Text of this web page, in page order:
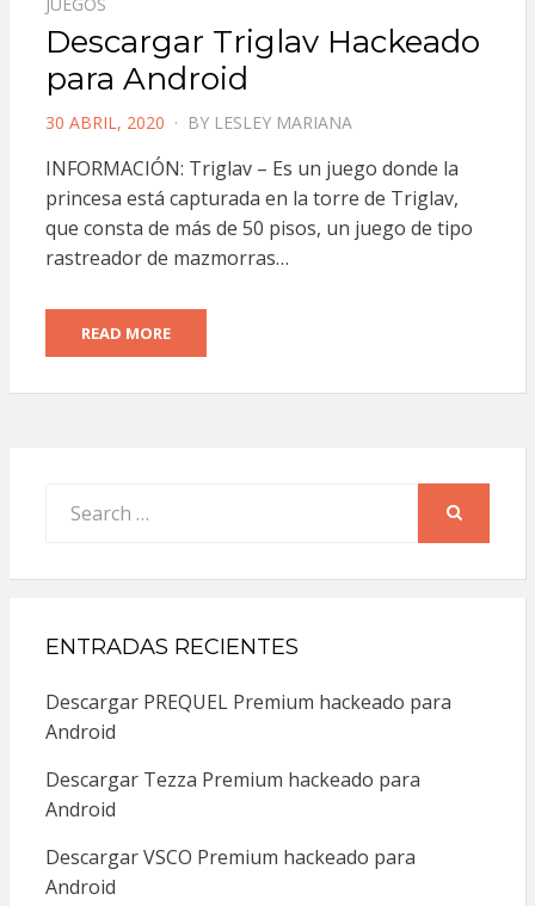
Descargar Triglav Hackeado
para Android
POSTED
30 ABRIL, 2020 BY LESLEY MARIANA
INFORMACIÓN: Triglav – Es un juego donde la
princesa está capturada en la torre de Triglav,
que consta de más de 50 pisos, un juego de tipo
rastreador de mazmorras…
READ MORE
for:
ENTRADAS RECIENTES
Descargar PREQUEL Premium hackeado para
Android
Descargar Tezza Premium hackeado para
Android
Descargar VSCO Premium hackeado para
Android